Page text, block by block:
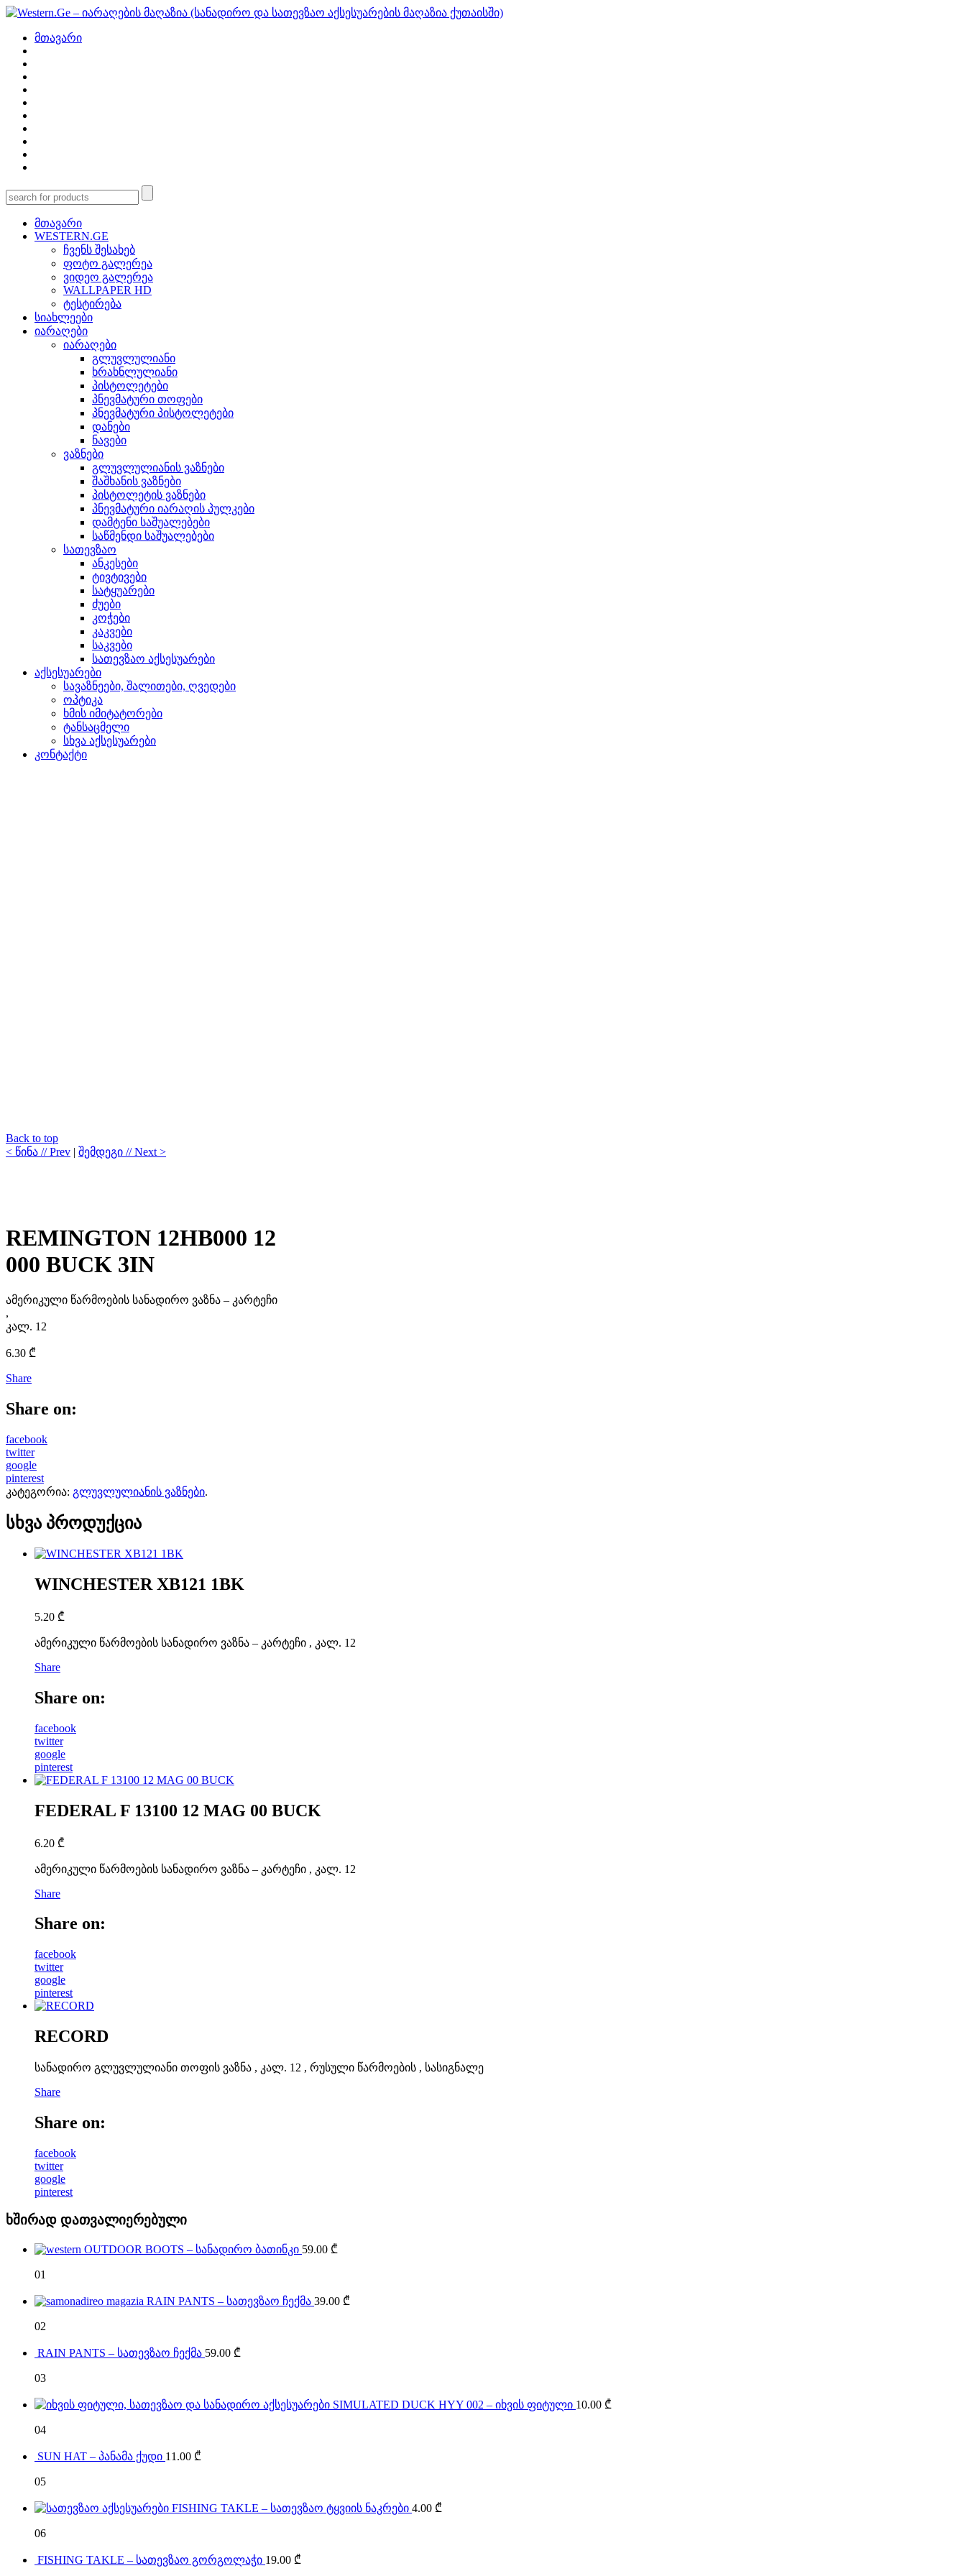
მთავარი
მთავარი
WESTERN.GE
ჩვენს შესახებ
ფოტო გალერეა
ვიდეო გალერეა
WALLPAPER HD
ტესტირება
სიახლეები
იარაღები
იარაღები
გლუვლულიანი
ხრახნლულიანი
პისტოლეტები
პნევმატური თოფები
პნევმატური პისტოლეტები
დანები
ნავები
ვაზნები
გლუვლულიანის ვაზნები
შაშხანის ვაზნები
პისტოლეტის ვაზნები
პნევმატური იარაღის პულკები
დამტენი საშუალებები
საწმენდი საშუალებები
სათევზაო
ანკესები
ტივტივები
სატყუარები
ძუები
კოჭები
კაკვები
საკვები
სათევზაო აქსესუარები
აქსესუარები
სავაზნეები, შალითები, ღვედები
ოპტიკა
ხმის იმიტატორები
ტანსაცმელი
სხვა აქსესუარები
კონტაქტი
Back to top
< წინა // Prev | შემდეგი // Next >
REMINGTON 12HB000 12
000 BUCK 3IN
ამერიკული წარმოების სანადირო ვაზნა – კარტეჩი
,
კალ. 12
6.30 ₾
Share
Share on:
facebook
twitter
google
pinterest
კატეგორია: გლუვლულიანის ვაზნები.
სხვა პროდუქცია
WINCHESTER XB121 1BK
5.20 ₾
ამერიკული წარმოების სანადირო ვაზნა – კარტეჩი , კალ. 12
Share
Share on:
facebook
twitter
google
pinterest
FEDERAL F 13100 12 MAG 00 BUCK
6.20 ₾
ამერიკული წარმოების სანადირო ვაზნა – კარტეჩი , კალ. 12
Share
Share on:
facebook
twitter
google
pinterest
RECORD
სანადირო გლუვლულიანი თოფის ვაზნა , კალ. 12 , რუსული წარმოების , სასიგნალე
Share
Share on:
facebook
twitter
google
pinterest
ხშირად დათვალიერებული
OUTDOOR BOOTS – სანადირო ბათინკი 59.00 ₾
01
RAIN PANTS – სათევზაო ჩექმა 39.00 ₾
02
RAIN PANTS – სათევზაო ჩექმა 59.00 ₾
03
SIMULATED DUCK HYY 002 – იხვის ფიტული 10.00 ₾
04
SUN HAT – პანამა ქუდი 11.00 ₾
05
FISHING TAKLE – სათევზაო ტყვიის ნაკრები 4.00 ₾
06
FISHING TAKLE – სათევზაო გორგოლაჭი 19.00 ₾